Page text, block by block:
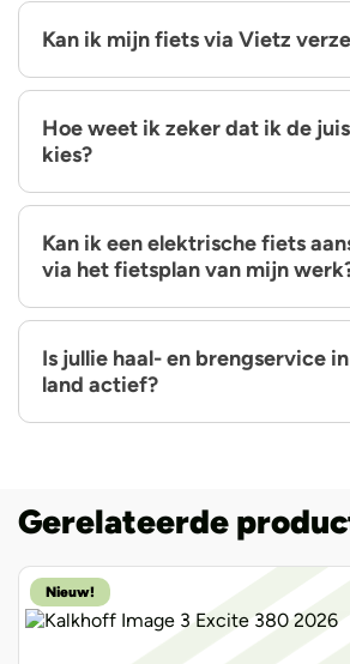
Kan ik mijn fiets via Vietz
Hoe weet ik zeker dat ik de
kies?
Kan ik een elektrische fiets
via het fietsplan van mijn
Is jullie haal- en brengservice
land actief?
Gerelateerde
Nieuw!